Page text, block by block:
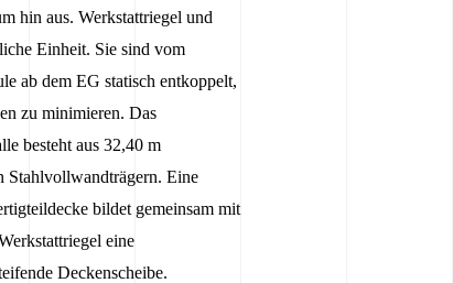
hin aus. Werkstattriegel und
Einheit. Sie sind vom
ab dem EG statisch entkoppelt,
zu minimieren. Das
besteht aus 32,40 m
Stahlvollwandträgern. Eine
bildet gemeinsam mit
eine
Deckenscheibe.